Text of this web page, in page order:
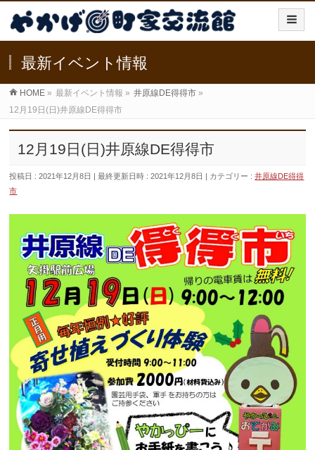
最新イベント情報
HOME » 最新イベント情報 » 井原線DE得得市 »
12月19日(日)井原線DE得得市
12月19日(日)井原線DE得得市
投稿日 : 2021年12月8日 最終更新日時 : 2021年12月8日 カテゴリー :井原線DE得得
市